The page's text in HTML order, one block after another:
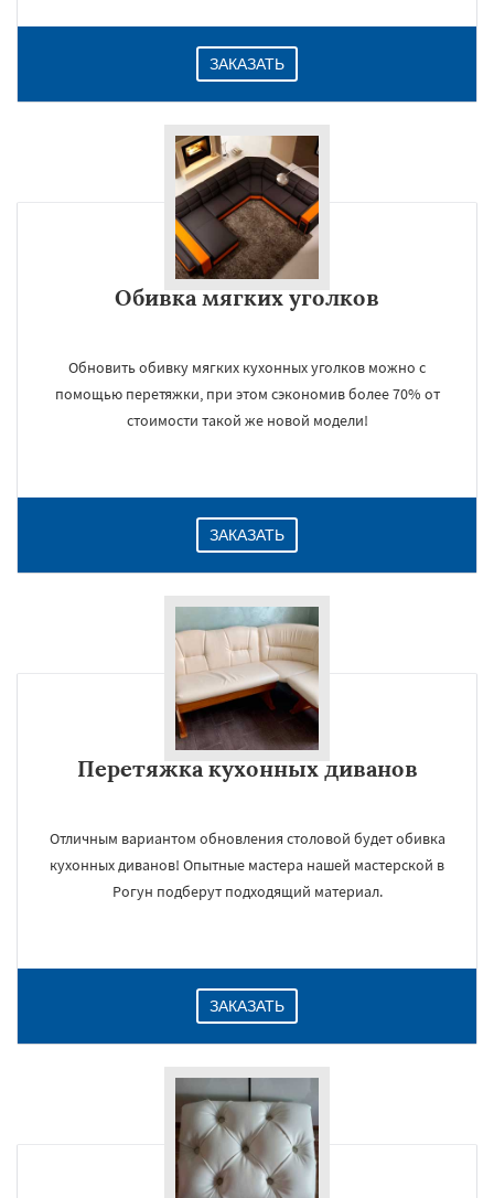
ЗАКАЗАТЬ
Обивка мягких уголков
Обновить обивку мягких кухонных уголков можно с
помощью перетяжки, при этом сэкономив более 70% от
стоимости такой же новой модели!
ЗАКАЗАТЬ
Перетяжка кухонных диванов
Отличным вариантом обновления столовой будет обивка
кухонных диванов! Опытные мастера нашей мастерской в
Рогун подберут подходящий материал.
ЗАКАЗАТЬ